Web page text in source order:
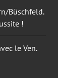
Büschfeld.
!
le Ven.